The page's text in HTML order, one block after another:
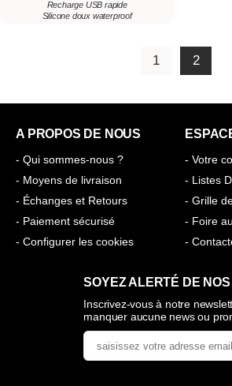
Recharge USB rapide
Silicone doux waterproof
1 2
A PROPOS DE NOUS
- Qui sommes-nous ?
- Moyens de livraison
- Échanges et Retours
- Paiement sécurisé
- Configurer les cookies
- Votre
- Listes
- Grille
- Foire
-
SOYEZ ALERTÉ DE
Inscrivez-vous à notre
manquer aucune news ou